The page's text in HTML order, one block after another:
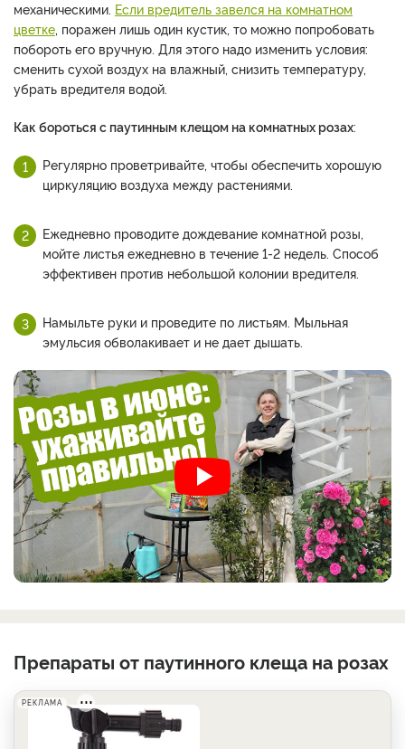
механическими. Если вредитель завелся на комнатном
цветке, поражен лишь один кустик, то можно попробовать
побороть его вручную. Для этого надо изменить условия:
сменить сухой воздух на влажный, снизить температуру,
убрать вредителя водой.
Как бороться с паутинным клещом на комнатных розах:
Регулярно проветривайте, чтобы обеспечить хорошую
циркуляцию воздуха между растениями.
Ежедневно проводите дождевание комнатной розы,
мойте листья ежедневно в течение 1-2 недель. Способ
эффективен против небольшой колонии вредителя.
Намыльте руки и проведите по листьям. Мыльная
эмульсия обволакивает и не дает дышать.
Препараты от паутинного клеща на розах
РЕКЛАМА